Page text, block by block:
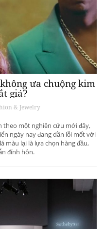
ưa chuộng kim
giá?
& Jewelry
theo một nghiên cứu mới đây,
ngày nay đang dần lỗi mốt với
màu lại là lựa chọn hàng đầu,
đính hôn.